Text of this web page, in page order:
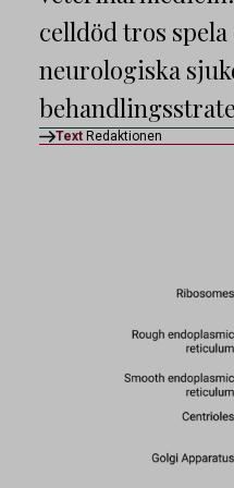
celldöd tros
neurologiska
Text Redaktionen